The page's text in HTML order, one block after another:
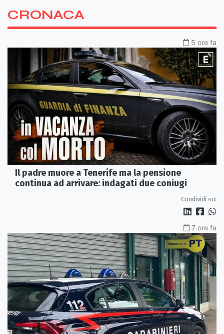
CRONACA
5 ore fa
Il padre muore a Tenerife ma la pensione
continua ad arrivare: indagati due coniugi
Condividi su:
7 ore fa